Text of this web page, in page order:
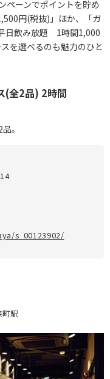
ペーンでポイントを貯め
円(税抜)」ほか、「ガ
日飲み放題 1時間1,000
を選べるのも魅力のひと
(全2品) 2時間
。
s_00123902/
駅